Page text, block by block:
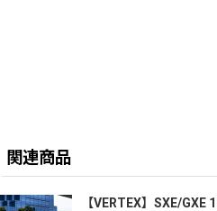
関連商品
【VERTEX】SXE/